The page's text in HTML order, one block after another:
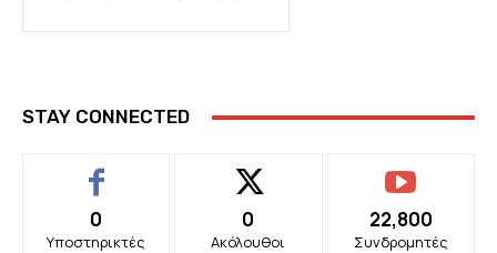
STAY CONNECTED
0
Υποστηρικτές
0
Ακόλουθοι
22,800
Συνδρομητές